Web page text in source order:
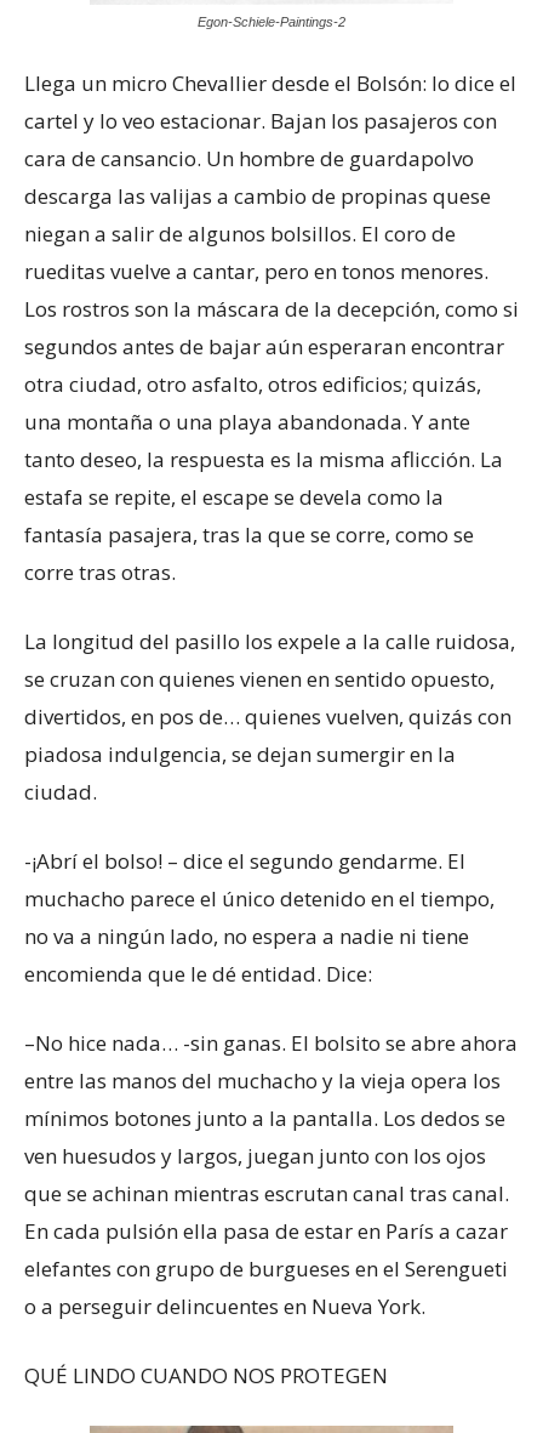
Egon-Schiele-Paintings-2
Llega un micro Chevallier desde el Bolsón: lo dice el
cartel y lo veo estacionar. Bajan los pasajeros con
cara de cansancio. Un hombre de guardapolvo
descarga las valijas a cambio de propinas quese
niegan a salir de algunos bolsillos. El coro de
rueditas vuelve a cantar, pero en tonos menores.
Los rostros son la máscara de la decepción, como si
segundos antes de bajar aún esperaran encontrar
otra ciudad, otro asfalto, otros edificios; quizás,
una montaña o una playa abandonada. Y ante
tanto deseo, la respuesta es la misma aflicción. La
estafa se repite, el escape se devela como la
fantasía pasajera, tras la que se corre, como se
corre tras otras.
La longitud del pasillo los expele a la calle ruidosa,
se cruzan con quienes vienen en sentido opuesto,
divertidos, en pos de… quienes vuelven, quizás con
piadosa indulgencia, se dejan sumergir en la
ciudad.
-¡Abrí el bolso! – dice el segundo gendarme. El
muchacho parece el único detenido en el tiempo,
no va a ningún lado, no espera a nadie ni tiene
encomienda que le dé entidad. Dice:
–No hice nada… -sin ganas. El bolsito se abre ahora
entre las manos del muchacho y la vieja opera los
mínimos botones junto a la pantalla. Los dedos se
ven huesudos y largos, juegan junto con los ojos
que se achinan mientras escrutan canal tras canal.
En cada pulsión ella pasa de estar en París a cazar
elefantes con grupo de burgueses en el Serengueti
o a perseguir delincuentes en Nueva York.
QUÉ LINDO CUANDO NOS PROTEGEN